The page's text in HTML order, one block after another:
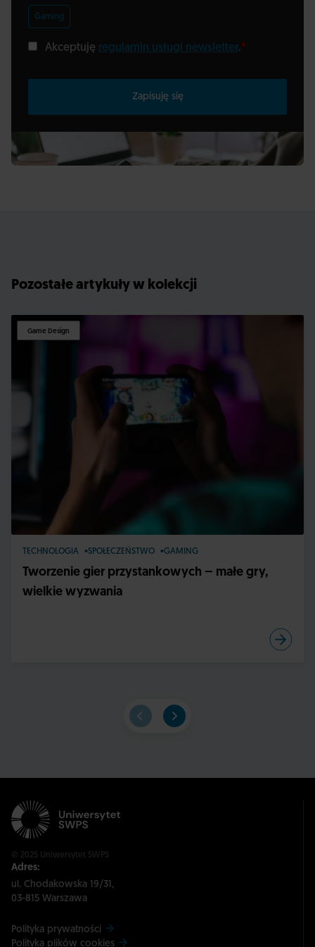
Gaming
Akceptuję regulamin usługi newsletter.*
Zapisuję się
Pozostałe artykuły w kolekcji
Game Design
TECHNOLOGIA SPOŁECZEŃSTWO GAMING
Tworzenie gier przystankowych – małe gry,
wielkie wyzwania
© 2025 Uniwersytet SWPS
Adres:
ul. Chodakowska 19/31,
03-815 Warszawa
Polityka prywatności
Polityka plików cookies